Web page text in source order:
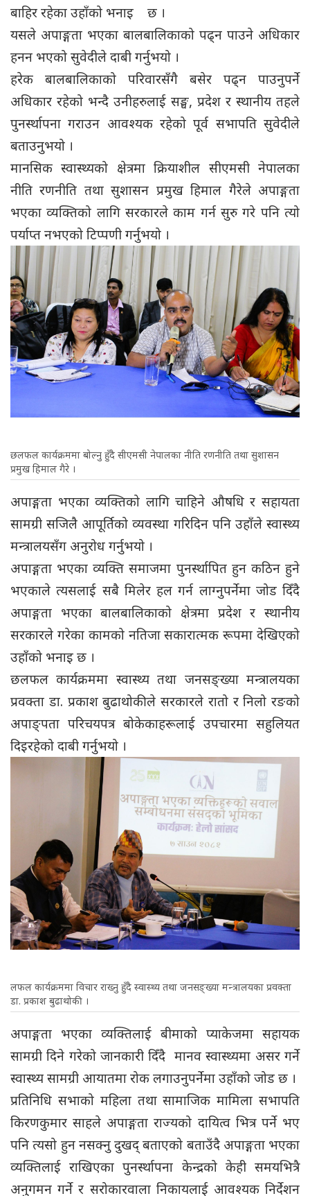
बाहिर रहेका उहाँको भनाइ छ ।
यसले अपाङ्गता भएका बालबालिकाको पढ्न पाउने अधिकार
हनन भएको सुवेदीले दाबी गर्नुभयो ।
हरेक बालबालिकाको परिवारसँगै बसेर पढ्न पाउनुपर्ने
अधिकार रहेको भन्दै उनीहरुलाई सङ्घ, प्रदेश र स्थानीय तहले
पुनर्स्थापना गराउन आवश्यक रहेको पूर्व सभापति सुवेदीले
बताउनुभयो ।
मानसिक स्वास्थ्यको क्षेत्रमा क्रियाशील सीएमसी नेपालका
नीति रणनीति तथा सुशासन प्रमुख हिमाल गैरेले अपाङ्गता
भएका व्यक्तिको लागि सरकारले काम गर्न सुरु गरे पनि त्यो
पर्याप्त नभएको टिप्पणी गर्नुभयो ।
छलफल कार्यक्रममा बोल्नु हुँदै सीएमसी नेपालका नीति रणनीति तथा सुशासन
प्रमुख हिमाल गैरे ।
अपाङ्गता भएका व्यक्तिको लागि चाहिने औषधि र सहायता
सामग्री सजिलै आपूर्तिको व्यवस्था गरिदिन पनि उहाँले स्वास्थ्य
मन्त्रालयसँग अनुरोध गर्नुभयो ।
अपाङ्गता भएका व्यक्ति समाजमा पुनर्स्थापित हुन कठिन हुने
भएकाले त्यसलाई सबै मिलेर हल गर्न लाग्नुपर्नेमा जोड दिँदै
अपाङ्गता भएका बालबालिकाको क्षेत्रमा प्रदेश र स्थानीय
सरकारले गरेका कामको नतिजा सकारात्मक रूपमा देखिएको
उहाँको भनाइ छ ।
छलफल कार्यक्रममा स्वास्थ्य तथा जनसङ्ख्या मन्त्रालयका
प्रवक्ता डा. प्रकाश बुढाथोकीले सरकारले रातो र निलो रङको
अपाङ्पता परिचयपत्र बोकेकाहरूलाई उपचारमा सहुलियत
दिइरहेको दाबी गर्नुभयो ।
लफल कार्यक्रममा विचार राख्नु हुँदै स्वास्थ्य तथा जनसङ्ख्या मन्त्रालयका प्रवक्ता
डा. प्रकाश बुढाथोकी ।
अपाङ्गता भएका व्यक्तिलाई बीमाको प्याकेजमा सहायक
सामग्री दिने गरेको जानकारी दिँदै मानव स्वास्थ्यमा असर गर्ने
स्वास्थ्य सामग्री आयातमा रोक लगाउनुपर्नेमा उहाँको जोड छ ।
प्रतिनिधि सभाको महिला तथा सामाजिक मामिला सभापति
किरणकुमार साहले अपाङ्गता राज्यको दायित्व भित्र पर्ने भए
पनि त्यसो हुन नसक्नु दुखद् बताएको बताउँदै अपाङ्गता भएका
व्यक्तिलाई राखिएका पुनर्स्थापना केन्द्रको केही समयभित्रै
अनुगमन गर्ने र सरोकारवाला निकायलाई आवश्यक निर्देशन